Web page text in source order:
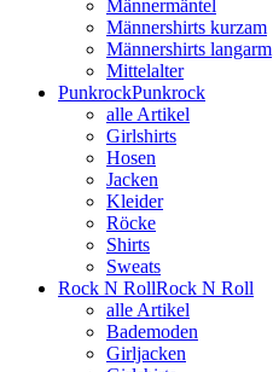
Männermäntel
Männershirts kurzam
Männershirts langarm
Mittelalter
PunkrockPunkrock
alle Artikel
Girlshirts
Hosen
Jacken
Kleider
Röcke
Shirts
Sweats
Rock N RollRock N Roll
alle Artikel
Bademoden
Girljacken